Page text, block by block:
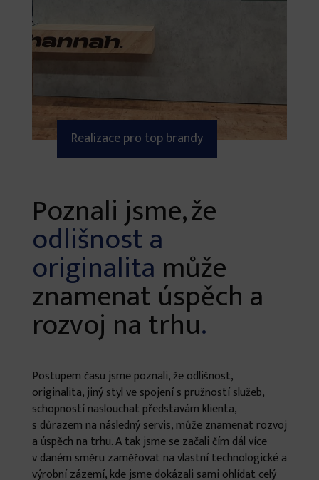
Realizace pro top brandy
Poznali jsme, že
odlišnost a
originalita může
znamenat úspěch a
rozvoj na trhu.
Postupem času jsme poznali, že odlišnost,
originalita, jiný styl ve spojení s pružností služeb,
schopností naslouchat představám klienta,
s důrazem na následný servis, může znamenat rozvoj
a úspěch na trhu. A tak jsme se začali čím dál více
v daném směru zaměřovat na vlastní technologické a
výrobní zázemí, kde jsme dokázali sami ohlídat celý